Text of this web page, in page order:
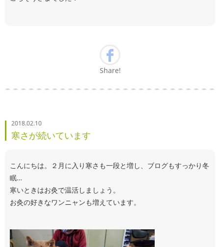
Share!
2018.02.10
寒さが続いています
こんにちは。２月に入り寒さも一段と増し、ブログもすっかり冬
眠…
寒いときはお灸で温活しましょう。
お灸の好きなワンニャンも増えています。